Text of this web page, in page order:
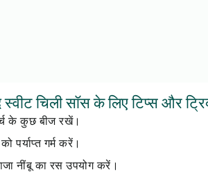
स्वीट चिली सॉस के लिए टिप्स और
के कुछ बीज रखें।
पर्याप्त गर्म करें।
नींबू का रस उपयोग करें।